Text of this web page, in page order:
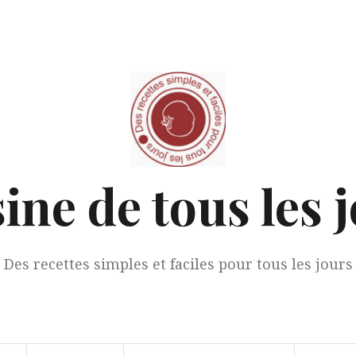
de tous les
Des recettes simples et faciles pour tous les jours